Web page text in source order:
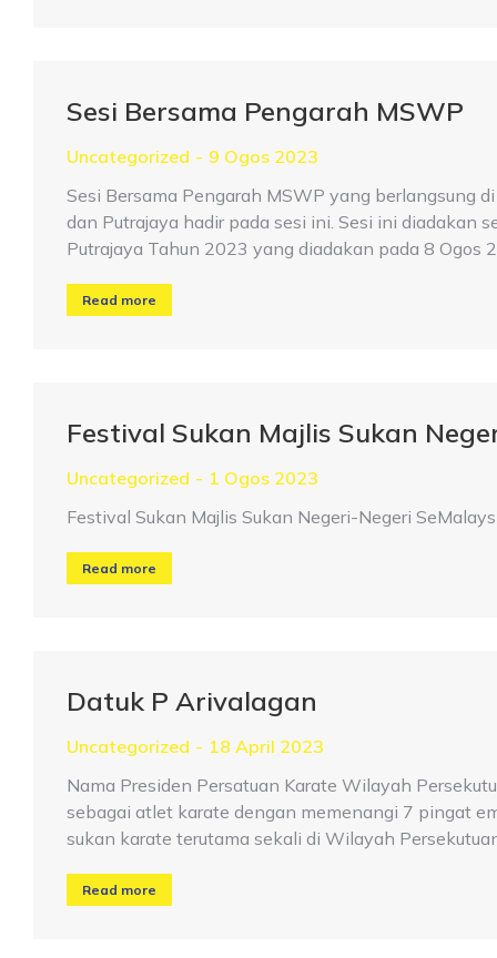
Sesi Bersama Pengarah MSWP
Uncategorized
9 Ogos 2023
Sesi Bersama Pengarah MSWP yang berlangsung
dan Putrajaya hadir pada sesi ini. Sesi ini diadakan
Putrajaya Tahun 2023 yang diadakan pada 8 Ogos
Read more
Festival Sukan Majlis Sukan
Uncategorized
1 Ogos 2023
Festival Sukan Majlis Sukan Negeri-Negeri
Read more
Datuk P Arivalagan
Uncategorized
18 April 2023
Nama Presiden Persatuan Karate Wilayah
sebagai atlet karate dengan memenangi 7 pingat
sukan karate terutama sekali di Wilayah
Read more